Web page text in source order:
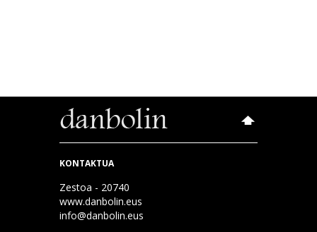
KONTAKTUA
Zestoa - 20740
www.danbolin.eus
info@danbolin.eus